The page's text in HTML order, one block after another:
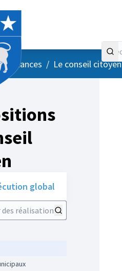
instances / Le conseil citoyen
global
réalisations